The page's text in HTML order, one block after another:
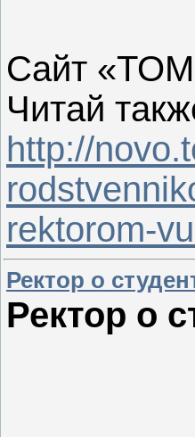
Сайт
Читай
http://
rektorom-
Ректор о
Ректор о